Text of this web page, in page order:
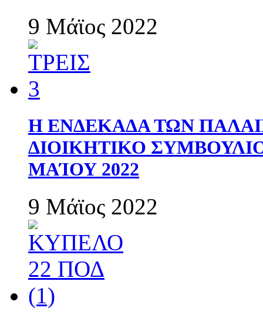
9 Μάϊος 2022
Η ΕΝΔΕΚΑΔΑ ΤΩΝ
ΔΙΟΙΚΗΤΙΚΟ
ΜΑΊΟΥ 2022
9 Μάϊος 2022